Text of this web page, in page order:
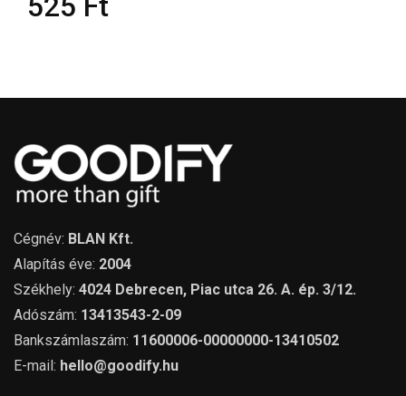
Cégnév: BLAN Kft.
Alapítás éve: 2004
Székhely: 4024 Debrecen, Piac utca 26. A. ép. 3/12.
Adószám: 13413543-2-09
Bankszámlaszám: 11600006-00000000-13410502
E-mail: hello@goodify.hu